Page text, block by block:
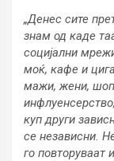
„Денес сите
знам од каде
социјални
моќ, кафе и
мажи, жени,
куп други
се независни.
го повторуваат